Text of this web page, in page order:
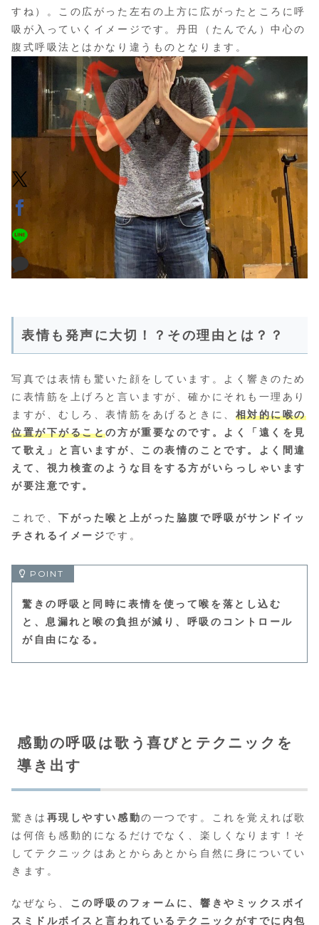
すね）。この広がった左右の上方に広がったところに呼
吸が入っていくイメージです。丹田（たんでん）中心の
腹式呼吸法とはかなり違うものとなります。
表情も発声に大切！？その理由とは？？
写真では表情も驚いた顔をしています。よく響きのため
に表情筋を上げろと言いますが、確かにそれも一理あり
ますが、むしろ、表情筋をあげるときに、 相対的に喉の
位置が下がることの方が重要なのです。よく「遠くを見
て歌え」と言いますが、この表情のことです。よく間違
えて、視力検査のような目をする方がいらっしゃいます
が要注意です。
これで、下がった喉と上がった脇腹で呼吸がサンドイッ
チされるイメージです。
驚きの呼吸と同時に表情を使って喉を落とし込む
と、息漏れと喉の負担が減り、呼吸のコントロール
が自由になる。
感動の呼吸は歌う喜びとテクニックを
導き出す
驚きは 再現しやすい感動の一つです。これを覚えれば歌
は何倍も感動的になるだけでなく、楽しくなります！そ
してテクニックはあとからあとから自然に身についてい
きます。
なぜなら、 この呼吸のフォームに、響きやミックスボイ
スミドルボイスと言われているテクニックがすでに内包